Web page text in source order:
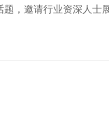
，邀请行业资深人士